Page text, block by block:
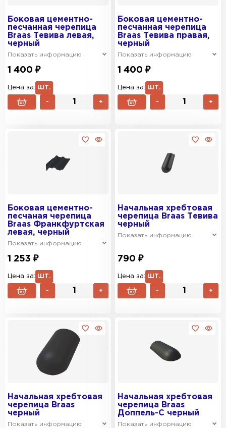
Боковая цементно-
песчанная черепица
Braas Тевива левая,
черный
Показать информацию
1 400 ₽
Цена за: ШТ.
- +
Боковая цементно-
песчанная черепица
Braas Тевива правая,
черный
Показать информацию
1 400 ₽
Цена за: ШТ.
- +
Боковая цементно-
песчаная черепица
Braas Франкфуртская
левая, черный
Показать информацию
1 253 ₽
Цена за: ШТ.
- +
Начальная хребтовая
черепица Braas Тевива
черный
Показать информацию
790 ₽
Цена за: ШТ.
- +
Начальная хребтовая
черепица Braas
черный
Показать информацию
Начальная хребтовая
черепица Braas
Доппель-С черный
Показать информацию